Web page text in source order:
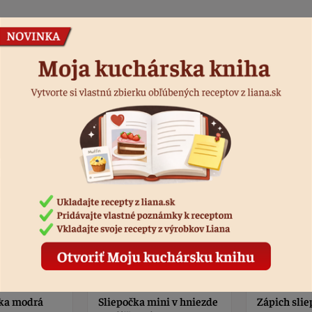
Podobné produkty
v hniezde
Zápich sliepočka Zápich